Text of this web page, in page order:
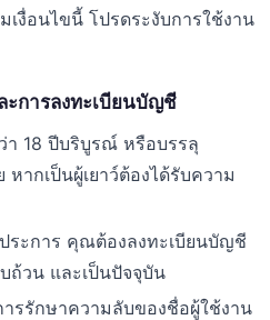
งื่อนไขนี้ โปรดระงับการใช้งาน
การลงทะเบียนบัญชี
า 18 ปีบริบูรณ์ หรือบรรลุ
ากเป็นผู้เยาว์ต้องได้รับความ
ระการ คุณต้องลงทะเบียนบัญชี
ถ้วน และเป็นปัจจุบัน
รรักษาความลับของชื่อผู้ใช้งาน